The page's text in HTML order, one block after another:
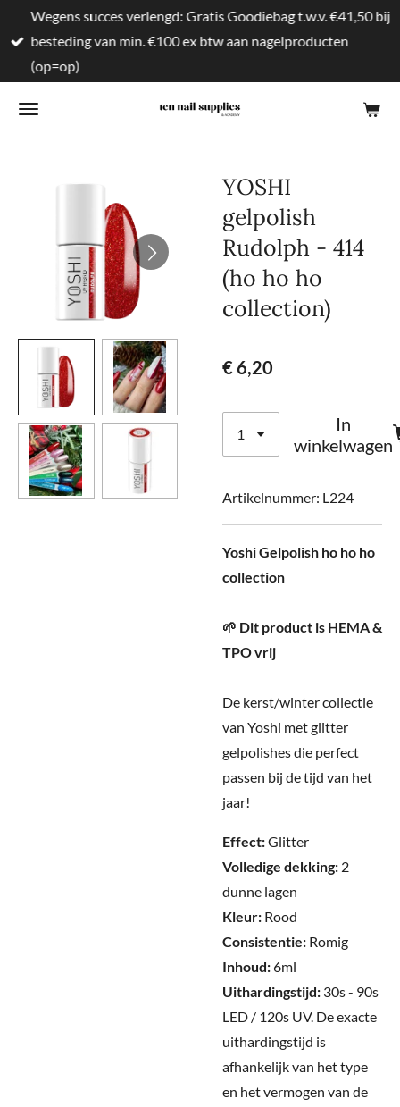
direct
naar
hoofdinhoud
Wegens succes verlengd: Gratis Goodiebag t.w.v. €41,50 bij
besteding van min. €100 ex btw aan nagelproducten
(op=op)
YOSHI
gelpolish
Rudolph - 414
(ho ho ho
collection)
€ 6,20
In
winkelwagen
Artikelnummer: L224
Yoshi Gelpolish ho ho ho
collection
🌱 Dit product is HEMA &
TPO vrij
De kerst/winter collectie
van Yoshi met glitter
gelpolishes die perfect
passen bij de tijd van het
jaar!
Effect:Glitter
Volledige dekking: 2
dunne lagen
Kleur: Rood
Consistentie: Romig
Inhoud:6ml
Uithardingstijd: 30s - 90s
LED / 120s UV. De exacte
uithardingstijd is
afhankelijk van het type
en het vermogen van de